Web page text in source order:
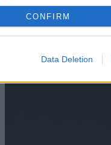
CONFIRM
Data Deletion